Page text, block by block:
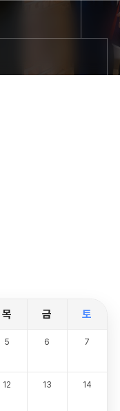
목 금 토
5 6 7
12 13 14